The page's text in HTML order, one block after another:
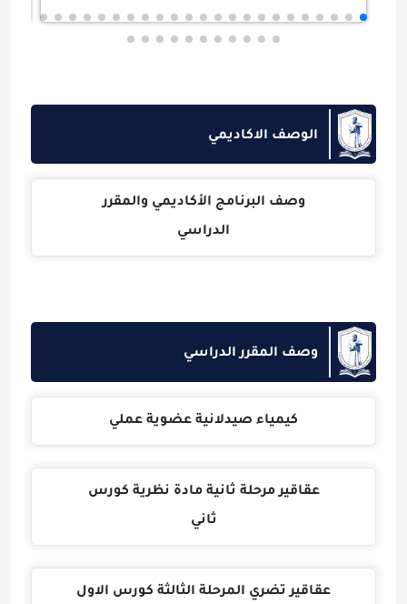
الوصف الاكاديمي
وصف البرنامج الأكاديمي والمقرر
الدراسي
وصف المقرر الدراسي
كيمياء صيدلانية عضوية عملي
عقاقير مرحلة ثانية مادة نظرية كورس
ثاني
عقاقير تضري المرحلة الثالثة كورس الاول